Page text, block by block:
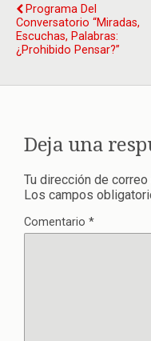
Programa Del
Conversatorio “Miradas,
Escuchas, Palabras:
¿prohibido Pensar?”
Deja una
Tu dirección de
Los campos
Comentario *